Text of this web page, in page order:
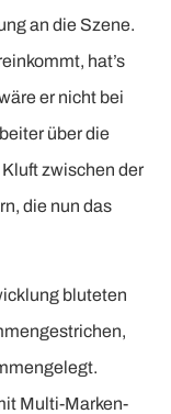
an die Szene.
hat’s
er nicht bei
über die
zwischen der
die nun das
bluteten
Multi-Marken-